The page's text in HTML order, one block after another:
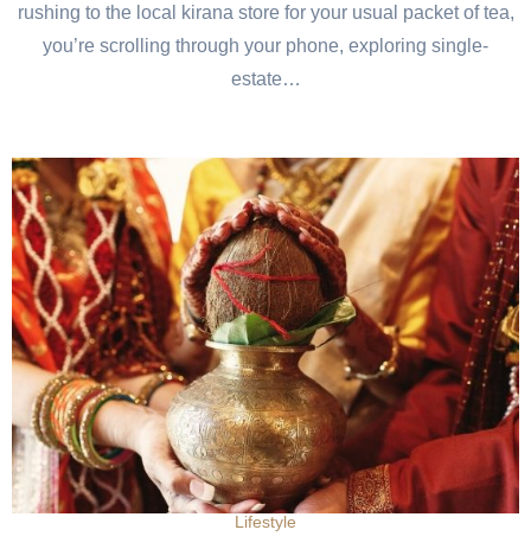
rushing to the local kirana store for your usual packet of tea,
you’re scrolling through your phone, exploring single-
estate…
Lifestyle